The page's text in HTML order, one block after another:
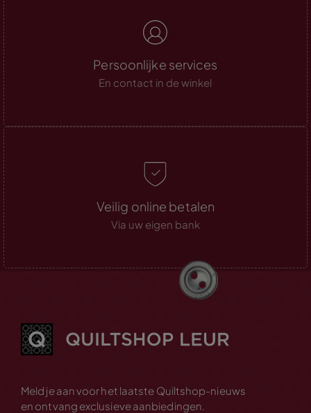
Persoonlijke services
En contact in de winkel
Veilig online betalen
Via uw eigen bank
Meld je aan voor het laatste Quiltshop-nieuws
en ontvang exclusieve aanbiedingen.